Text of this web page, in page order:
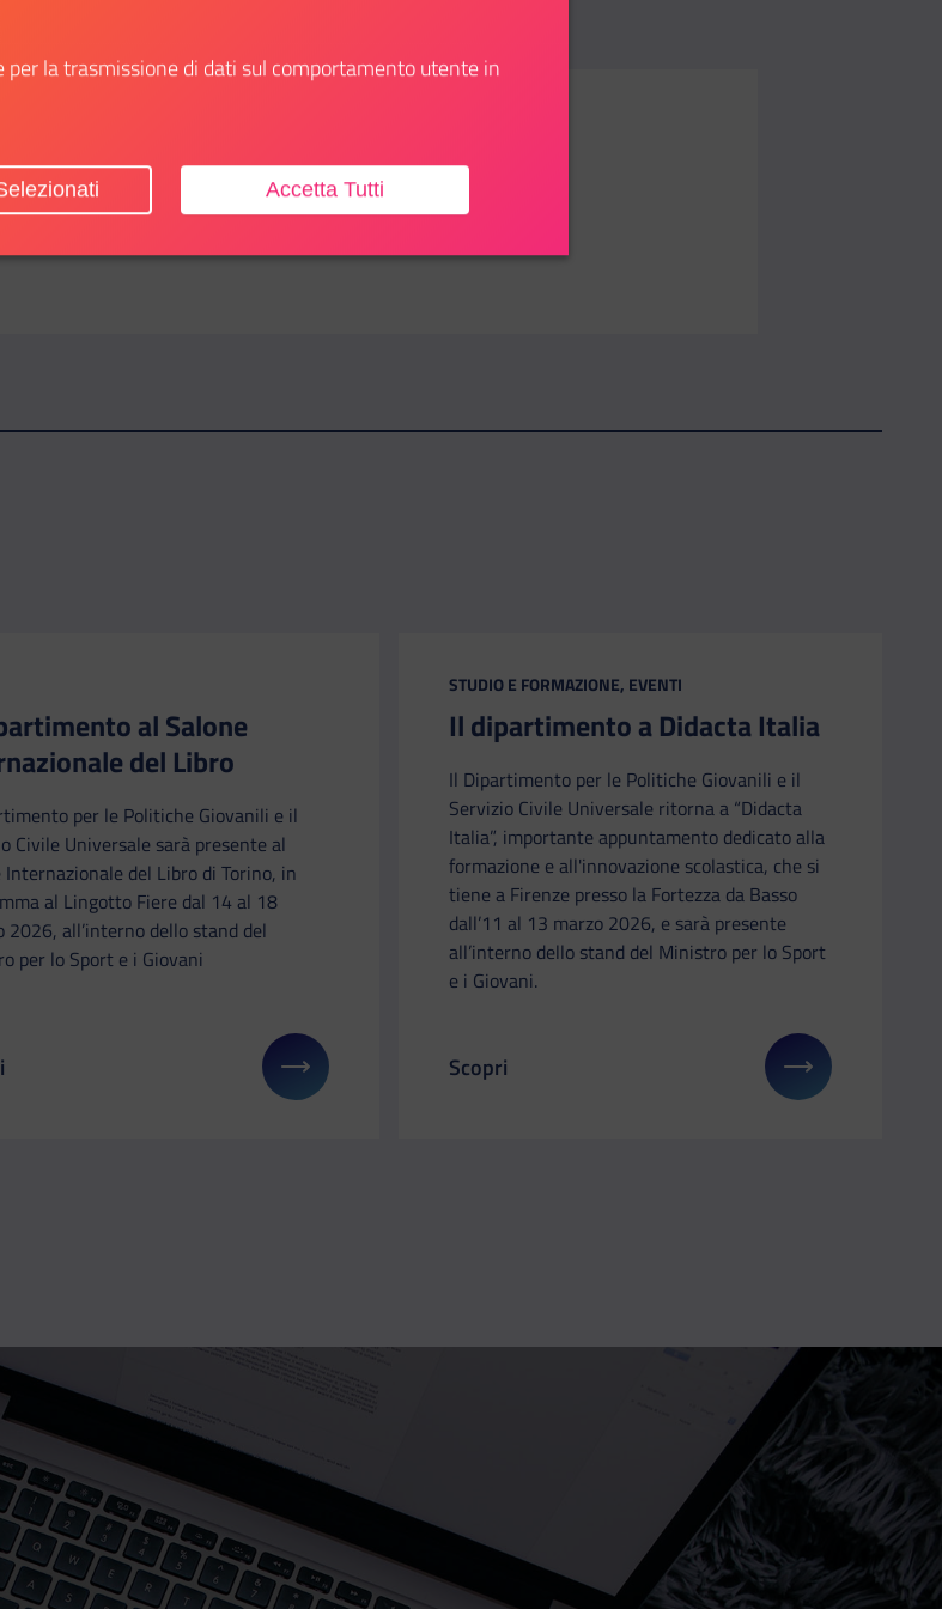
– Festival del Gioco di Bologna
al Salone
del Libro
per le Politiche Giovanili e il
Civile Universale sarà presente al
Internazionale del Libro di Torino, in
al Lingotto Fiere dal 14 al 18
2026, all’interno dello stand del
per lo Sport e i Giovani
porterà ad avere maggiori dettagli su: Il Dipartimento al Salone Internazionale del Libro
CATEGORIA:
STUDIO E FORMAZIONE, EVENTI
Il dipartimento a Didacta Italia
Il Dipartimento per le Politiche Giovanili e il
Servizio Civile Universale ritorna a “Didacta
Italia”, importante appuntamento dedicato alla
formazione e all'innovazione scolastica, che si
tiene a Firenze presso la Fortezza da Basso
dall’11 al 13 marzo 2026, e sarà presente
all’interno dello stand del Ministro per lo Sport
e i Giovani.
Il link ti porterà ad avere maggiori dettagli su: Il
Scopri
per la trasmissione di dati sul comportamento utente in
Accetta Tutti